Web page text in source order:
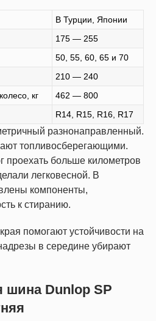
В Турции, Японии
175 — 255
50, 55, 60, 65 и 70
210 — 240
кг
462 — 800
R14, R15, R16, R17
разнонаправленный.
топливосберегающими.
проехать больше километров
легковесной. В
компоненты,
к стиранию.
помогают устойчивости на
в середине убирают
Dunlop SP